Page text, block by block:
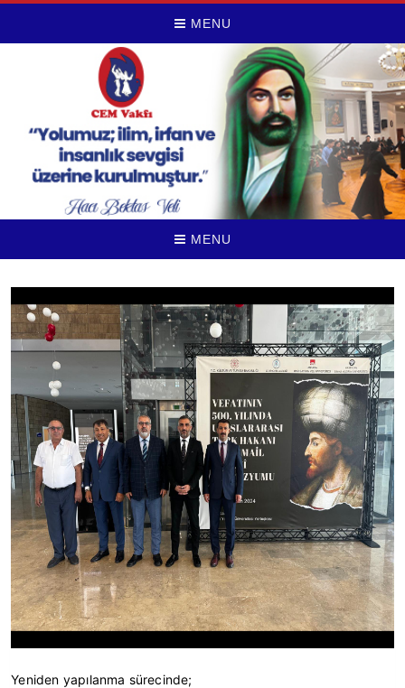
MENU
MENU
Yeniden yapılanma sürecinde;